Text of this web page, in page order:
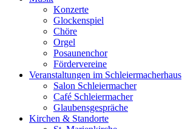
Konzerte
Glockenspiel
Chöre
Orgel
Posaunenchor
Fördervereine
Veranstaltungen im Schleiermacherhaus
Salon Schleiermacher
Café Schleiermacher
Glaubensgespräche
Kirchen & Standorte